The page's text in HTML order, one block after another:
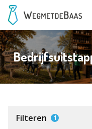
Filteren 1